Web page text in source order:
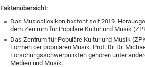
Faktenübersicht:
Das Musicallexikon besteht seit 2019.
dem Zentrum für Populäre Kultur und Musik
Das Zentrum für Populäre Kultur und Musik
Formen der populären Musik. Prof. Dr. Dr.
Forschungsschwerpunkten gehören unter
Medien und Musik.